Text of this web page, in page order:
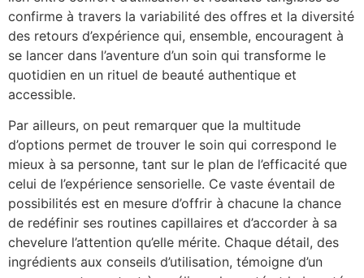
confirme à travers la variabilité des offres et la diversité
des retours d’expérience qui, ensemble, encouragent à
se lancer dans l’aventure d’un soin qui transforme le
quotidien en un rituel de beauté authentique et
accessible.
Par ailleurs, on peut remarquer que la multitude
d’options permet de trouver le soin qui correspond le
mieux à sa personne, tant sur le plan de l’efficacité que
celui de l’expérience sensorielle. Ce vaste éventail de
possibilités est en mesure d’offrir à chacune la chance
de redéfinir ses routines capillaires et d’accorder à sa
chevelure l’attention qu’elle mérite. Chaque détail, des
ingrédients aux conseils d’utilisation, témoigne d’un